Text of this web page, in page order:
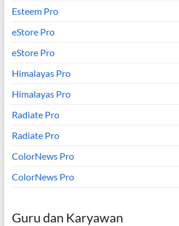
Esteem Pro
eStore Pro
eStore Pro
Himalayas Pro
Himalayas Pro
Radiate Pro
Radiate Pro
ColorNews Pro
ColorNews Pro
Guru dan Karyawan